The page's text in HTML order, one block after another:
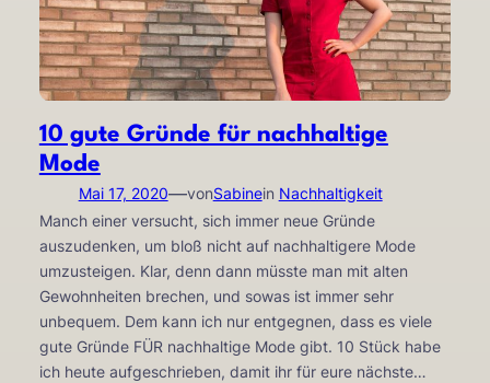
10 gute Gründe für nachhaltige
Mode
Mai 17, 2020—vonSabinein Nachhaltigkeit
Manch einer versucht, sich immer neue Gründe
auszudenken, um bloß nicht auf nachhaltigere Mode
umzusteigen. Klar, denn dann müsste man mit alten
Gewohnheiten brechen, und sowas ist immer sehr
unbequem. Dem kann ich nur entgegnen, dass es viele
gute Gründe FÜR nachhaltige Mode gibt. 10 Stück habe
ich heute aufgeschrieben, damit ihr für eure nächste…